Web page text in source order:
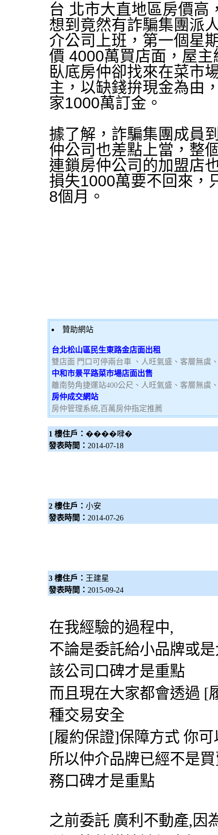
台 北市大直地區房價高
想到竟然有詐騙集團派
介公司上班，第一個星
價 4000萬買店面，屋
臥底房仲卻找來在菜市
主，以缺錢拚現金為由
家1000萬訂金。
據了解，詐騙集團成員
仲公司也差點上當，整
連鎖房仲公司的加盟店
損失1000萬要不回來，
8個月。
贊助網站
台北松山區民生東路金店面出租
雙店面 門口可停兩台車 、人旺氣盛、客層無虞
中和市景平路菜市場店面出售
離南勢角捷運站400公尺、人旺氣盛、客層無虞
房仲成交網站
房仲管理系統,百萬房仲指定推薦
1 樓住戶： ����𠷈�
發表時間： 2014-07-18
2 樓住戶： 小安
發表時間： 2014-07-26
3 樓住戶： 王建星
發表時間： 2015-09-24
在我經驗的過程中,
不論是委託給小品牌或
該公司口碑才是重點
而且現在大家都會透過 [
種交易安全
[履約保證]保障方式 你
所以仲介品牌已經不是
務口碑才是重點
之前委託 廣利不動產,因